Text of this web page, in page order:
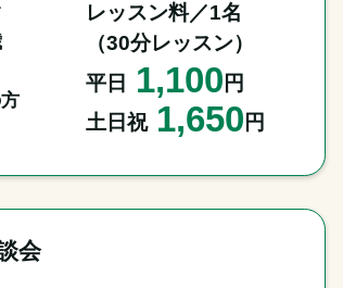
レッスン料／1名
（30分レッスン）
平日
1,100 円
土日祝 1,650 円
会